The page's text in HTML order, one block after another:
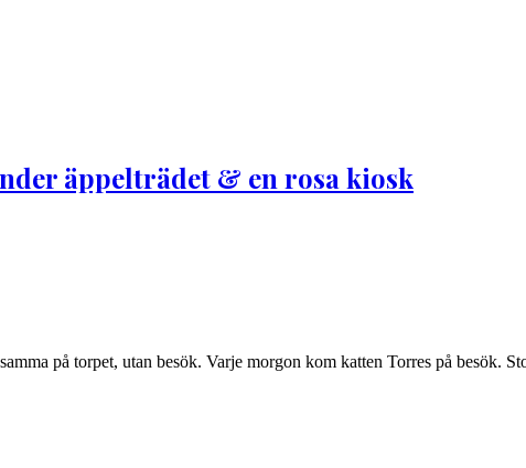
äppelträdet & en rosa kiosk
på torpet, utan besök. Varje morgon kom katten Torres på besök.